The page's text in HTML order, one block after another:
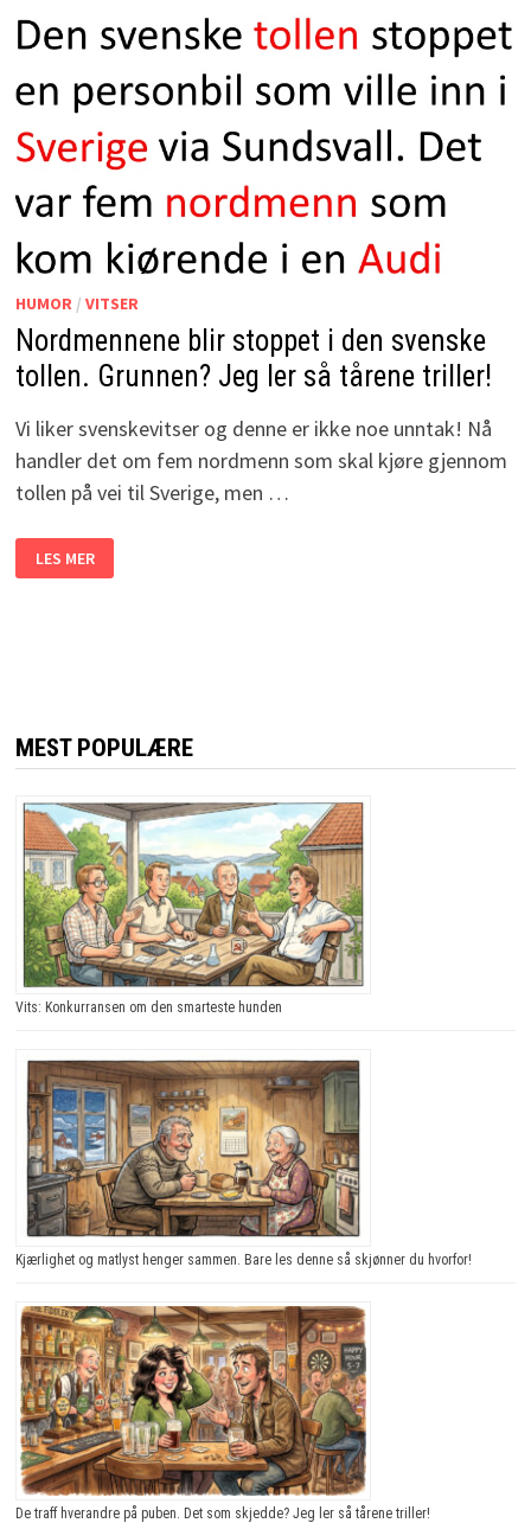
HUMOR/ VITSER
Nordmennene blir stoppet i den svenske
tollen. Grunnen? Jeg ler så tårene triller!
Vi liker svenskevitser og denne er ikke noe unntak! Nå
handler det om fem nordmenn som skal kjøre gjennom
tollen på vei til Sverige, men …
NORDMENNENE
BLIR
STOPPET
TRILLER!
LES MER
MEST POPULÆRE
Vits: Konkurransen om den smarteste hunden
Kjærlighet og matlyst henger sammen. Bare les denne så skjønner du hvorfor!
De traff hverandre på puben. Det som skjedde? Jeg ler så tårene triller!